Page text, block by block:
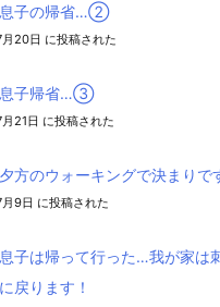
息子の帰省…②
20日 に投稿された
息子帰省…③
21日 に投稿された
夕方のウォーキングで決まりで
9日 に投稿された
息子は帰って行った…我が家は
戻ります！